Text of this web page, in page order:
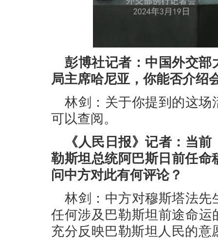
彭博社记者：中国外交部
局主席哈尼亚，你能否介绍
林剑：关于你提到的这场
可以查阅。
《人民日报》记者：当
勒斯坦总统阿巴斯日前任
问中方对此有何评论？
林剑：中方对穆斯塔法先
任何涉及巴勒斯坦前途命运
充分反映巴勒斯坦人民的